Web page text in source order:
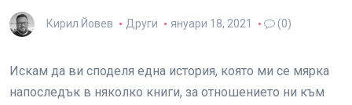
Кирил Йовев Други януари 18, 2021 (0)
Искам да ви споделя една история, която ми се мярка
напоследък в няколко книги, за отношението ни към